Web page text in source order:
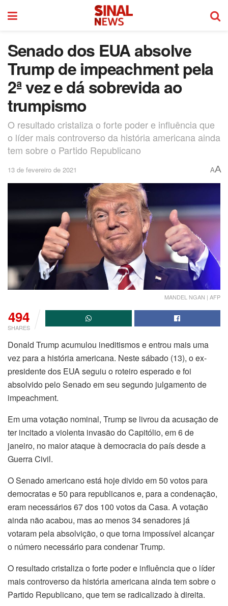
Senado dos EUA absolve
Trump de impeachment pela
2ª vez e dá sobrevida ao
trumpismo
O resultado cristaliza o forte poder e influência que
o líder mais controverso da história americana ainda
tem sobre o Partido Republicano
13 de fevereiro de 2021 AA
MANDEL NGAN | AFP
494
SHARES
Donald Trump acumulou ineditismos e entrou mais uma
vez para a história americana. Neste sábado (13), o ex-
presidente dos EUA seguiu o roteiro esperado e foi
absolvido pelo Senado em seu segundo julgamento de
impeachment.
Em uma votação nominal, Trump se livrou da acusação de
ter incitado a violenta invasão do Capitólio, em 6 de
janeiro, no maior ataque à democracia do país desde a
Guerra Civil.
O Senado americano está hoje divido em 50 votos para
democratas e 50 para republicanos e, para a condenação,
eram necessários 67 dos 100 votos da Casa. A votação
ainda não acabou, mas ao menos 34 senadores já
votaram pela absolvição, o que torna impossível alcançar
o número necessário para condenar Trump.
O resultado cristaliza o forte poder e influência que o líder
mais controverso da história americana ainda tem sobre o
Partido Republicano, que tem se radicalizado à direita.